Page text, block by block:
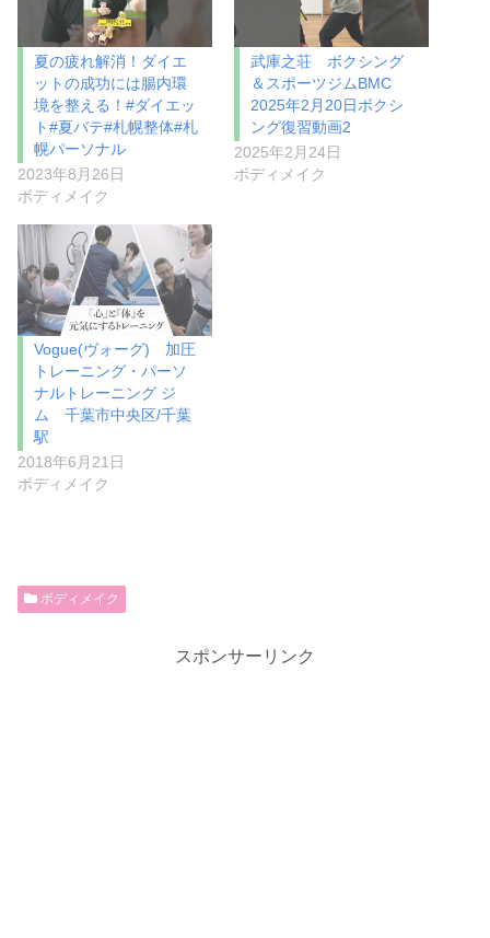
夏の疲れ解消！ダイエ
ットの成功には腸内環
境を整える！#ダイエッ
ト#夏バテ#札幌整体#札
幌パーソナル
2023年8月26日
ボディメイク
武庫之荘 ボクシング
＆スポーツジムBMC
2025年2月20日ボクシ
ング復習動画2
2025年2月24日
ボディメイク
Vogue(ヴォーグ) 加圧
トレーニング・パーソ
ナルトレーニング ジ
ム 千葉市中央区/千葉
駅
2018年6月21日
ボディメイク
ボディメイク
スポンサーリンク